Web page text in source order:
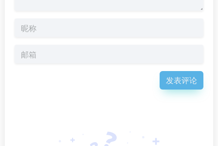
发表评论